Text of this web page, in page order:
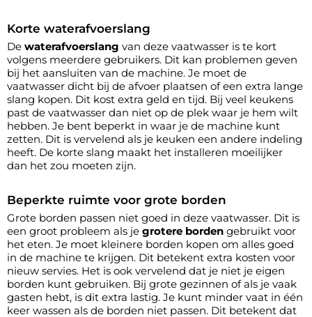
Korte waterafvoerslang
De waterafvoerslang van deze vaatwasser is te kort
volgens meerdere gebruikers. Dit kan problemen geven
bij het aansluiten van de machine. Je moet de
vaatwasser dicht bij de afvoer plaatsen of een extra lange
slang kopen. Dit kost extra geld en tijd. Bij veel keukens
past de vaatwasser dan niet op de plek waar je hem wilt
hebben. Je bent beperkt in waar je de machine kunt
zetten. Dit is vervelend als je keuken een andere indeling
heeft. De korte slang maakt het installeren moeilijker
dan het zou moeten zijn.
Beperkte ruimte voor grote borden
Grote borden passen niet goed in deze vaatwasser. Dit is
een groot probleem als je grotere borden gebruikt voor
het eten. Je moet kleinere borden kopen om alles goed
in de machine te krijgen. Dit betekent extra kosten voor
nieuw servies. Het is ook vervelend dat je niet je eigen
borden kunt gebruiken. Bij grote gezinnen of als je vaak
gasten hebt, is dit extra lastig. Je kunt minder vaat in één
keer wassen als de borden niet passen. Dit betekent dat